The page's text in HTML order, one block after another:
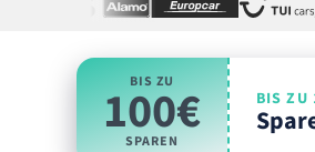
BIS ZU
100€
SPAREN
BIS ZU